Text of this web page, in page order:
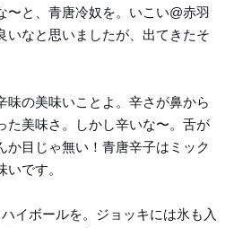
〜と、青唐冷奴を。いこい@赤羽
いなと思いましたが、出てきたそ
味の美味いことよ。辛さが鼻から
た美味さ。しかし辛いな〜。舌が
か目じゃ無い！青唐辛子はミック
です。
イボールを。ジョッキには氷も入